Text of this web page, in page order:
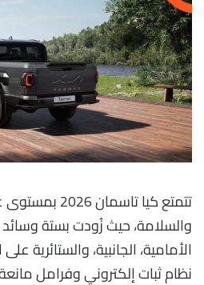
تتمتع كيا
والسلامة، حيث زُودت بستة
الأمامية، الجانبية، والستائرية
نظام ثبات إلكتروني وفرامل